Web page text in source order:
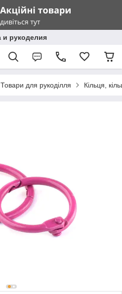
и рукоделия
Товари для рукоділля Кільця,